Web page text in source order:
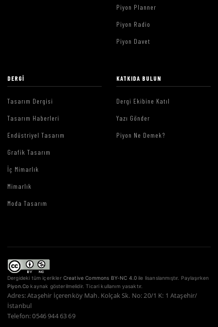
Piyon Planner
Piyon Radio
Piyon Davet
DERGI
Tasarım Dergisi
Tasarım Haberleri
Endüstriyel Tasarım
Grafik Tasarım
İç Mimarlık
Mimarlık
Moda Tasarım
KATKIDA BULUN
Dergi Ekibine Katıl
Yazı Gönder
Piyon Ne Demek?
Dergideki tüm içerikler Creative Commons BY-NC 4.0 ile lisanslanmıştır. Paylaşırken
Piyon.Co kaynak gösterilmelidir. Ticari kullanım yasaktır.
Adres: Ataşehir İçerenköy Mah. Kolçak Sk. No: 20/1 K: 1 Ataşehir/
İstanbul
Telefon: 0546 944 63 69